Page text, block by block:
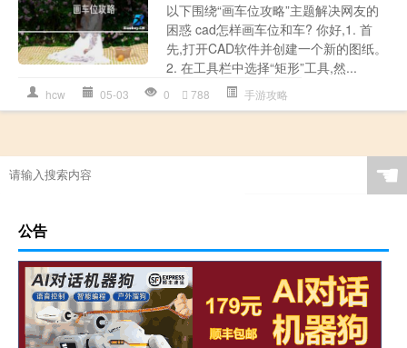
以下围绕“画车位攻略”主题解决网友的
困惑 cad怎样画车位和车? 你好,1. 首
先,打开CAD软件并创建一个新的图纸。
2. 在工具栏中选择“矩形”工具,然...
hcw 05-03 0 788 手游攻略
☚
公告